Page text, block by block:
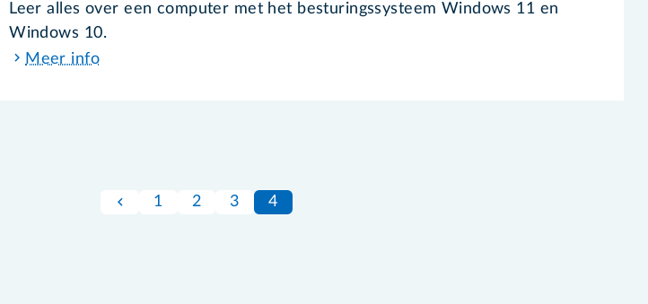
Leer alles over een computer met het besturingssysteem Windows 11 en
Windows 10.
Meer info
1 2 3 4